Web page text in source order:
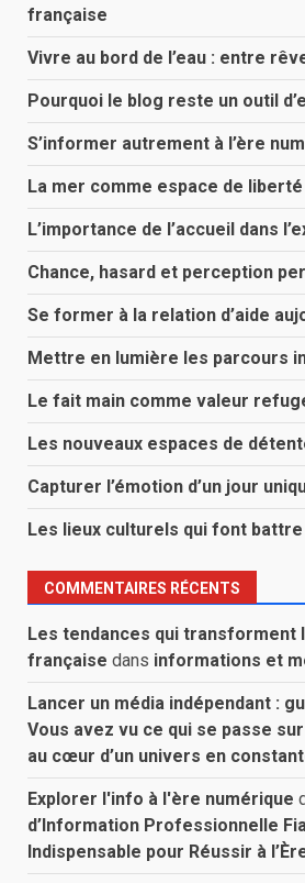
française
Vivre au bord de l’eau : entre
Pourquoi le blog reste un outil
S’informer autrement à l’ère
La mer comme espace de liberté
L’importance de l’accueil dans
Chance, hasard et perception
Se former à la relation d’aide
Mettre en lumière les parcours
Le fait main comme valeur
Les nouveaux espaces de
Capturer l’émotion d’un jour
Les lieux culturels qui font
COMMENTAIRES RÉCENTS
Les tendances qui transforment
française dans informations et
Lancer un média indépendant :
Vous avez vu ce qui se passe
au cœur d’un univers en
Explorer l'info à l'ère numérique
d’Information Professionnelle
Indispensable pour Réussir à